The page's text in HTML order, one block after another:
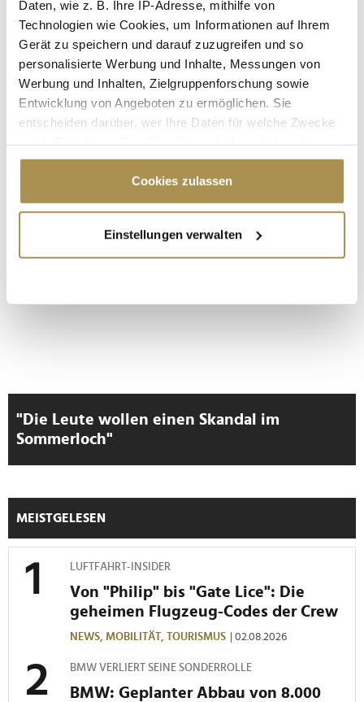
Daten, wie z. B. Ihre IP-Adresse, mithilfe von
Technologien wie Cookies, um Informationen auf Ihrem
Gerät zu speichern und darauf zuzugreifen und so
personalisierte Werbung und Inhalte, Messungen von
Werbung und Inhalten, Zielgruppenforschung sowie
Entwicklung von Angeboten zu ermöglichen. Sie
entscheiden darüber, wer Ihre Daten für welche Zwecke
Cookie-Erklärung oder durch Klicken auf das Privacy
Trigger Symbol ändern oder widerrufen
Informationen über Ihre geografische Lage
erfassen, welche bis auf einige Meter genau sein
Wir verwenden Cookies, um Inhalte und Anzeigen zu
personalisieren, Funktionen für soziale Medien anbieten
Verwendung unserer Website an unsere Partner für
soziale Medien, Werbung und Analysen weiter. Unsere
Partner führen diese Informationen möglicherweise mit
haben oder die sie im Rahmen Ihrer Nutzung der Dienste
gesammelt haben.
Cookies zulassen
Einstellungen verwalten
ABSENDEN
* Pflichtfelder.
"Die Leute wollen einen Skandal im
Sommerloch"
MEISTGELESEN
LUFTFAHRT-INSIDER
Von "Philip" bis "Gate Lice": Die
geheimen Flugzeug-Codes der Crew
NEWS, MOBILITÄT, TOURISMUS | 02.08.2026
BMW VERLIERT SEINE SONDERROLLE
BMW: Geplanter Abbau von 8.000